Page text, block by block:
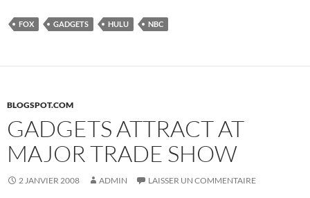
FOX GADGETS HULU NBC
BLOGSPOT.COM
GADGETS ATTRACT AT
MAJOR TRADE SHOW
2 JANVIER 2008 ADMIN LAISSER UN COMMENTAIRE